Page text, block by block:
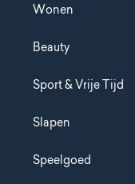
Wonen
Beauty
Sport & Vrije Tijd
Slapen
Speelgoed